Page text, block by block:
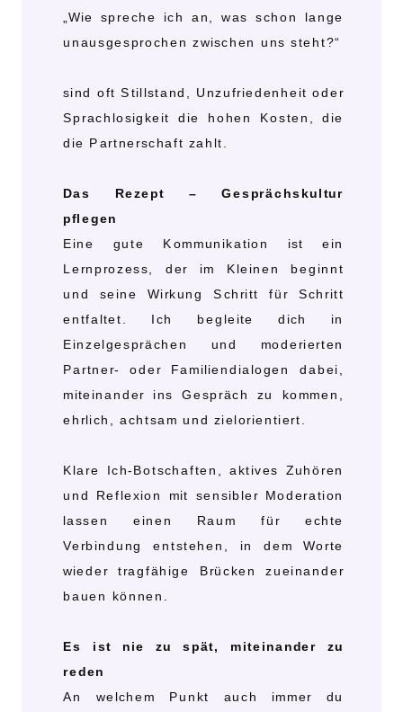
„Wie spreche ich an, was schon lange
unausgesprochen zwischen uns steht?“
sind oft Stillstand, Unzufriedenheit oder
Sprachlosigkeit die hohen Kosten, die
die Partnerschaft zahlt.
Das Rezept – Gesprächskultur
pflegen
Eine gute Kommunikation ist ein
Lernprozess, der im Kleinen beginnt
und seine Wirkung Schritt für Schritt
entfaltet. Ich begleite dich in
Einzelgesprächen und moderierten
Partner- oder Familiendialogen dabei,
miteinander ins Gespräch zu kommen,
ehrlich, achtsam und zielorientiert.
Klare Ich-Botschaften, aktives Zuhören
und Reflexion mit sensibler Moderation
lassen einen Raum für echte
Verbindung entstehen, in dem Worte
wieder tragfähige Brücken zueinander
bauen können.
Es ist nie zu spät, miteinander zu
reden
An welchem Punkt auch immer du